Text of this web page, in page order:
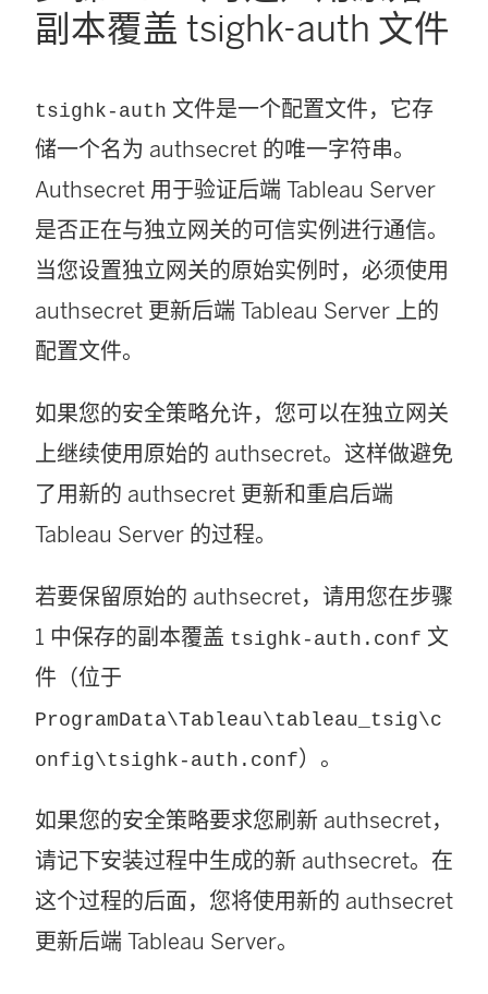
副本覆盖 tsighk-auth 文件
tsighk-auth 文件是一个配置文件，它存
储一个名为 authsecret 的唯一字符串。
Authsecret 用于验证后端 Tableau Server
是否正在与独立网关的可信实例进行通信。
当您设置独立网关的原始实例时，必须使用
authsecret 更新后端 Tableau Server 上的
配置文件。
如果您的安全策略允许，您可以在独立网关
上继续使用原始的 authsecret。这样做避免
了用新的 authsecret 更新和重启后端
Tableau Server 的过程。
若要保留原始的 authsecret，请用您在步骤
1 中保存的副本覆盖 tsighk-auth.conf 文
件（位于
ProgramData\Tableau\tableau_tsig\c
onfig\tsighk-auth.conf）。
如果您的安全策略要求您刷新 authsecret，
请记下安装过程中生成的新 authsecret。在
这个过程的后面，您将使用新的 authsecret
更新后端 Tableau Server。